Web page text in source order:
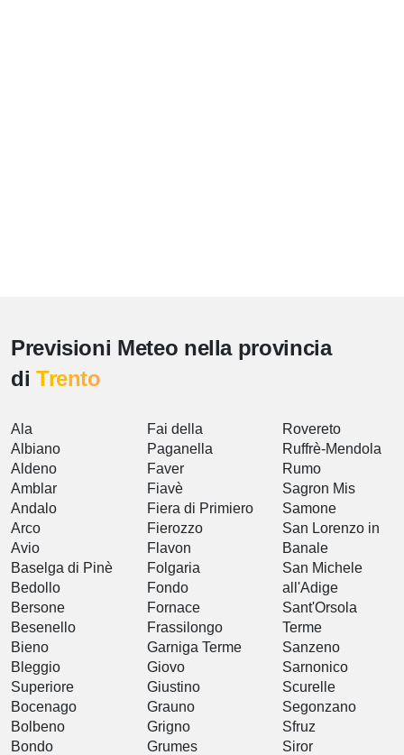
Previsioni Meteo nella provincia
di Trento
Ala
Albiano
Aldeno
Amblar
Andalo
Arco
Avio
Baselga di Pinè
Bedollo
Bersone
Besenello
Bieno
Bleggio
Superiore
Bocenago
Bolbeno
Bondo
Fai della
Paganella
Faver
Fiavè
Fiera di Primiero
Fierozzo
Flavon
Folgaria
Fondo
Fornace
Frassilongo
Garniga Terme
Giovo
Giustino
Grauno
Grigno
Grumes
Rovereto
Ruffrè-Mendola
Rumo
Sagron Mis
Samone
San Lorenzo in
Banale
San Michele
all'Adige
Sant'Orsola
Terme
Sanzeno
Sarnonico
Scurelle
Segonzano
Sfruz
Siror